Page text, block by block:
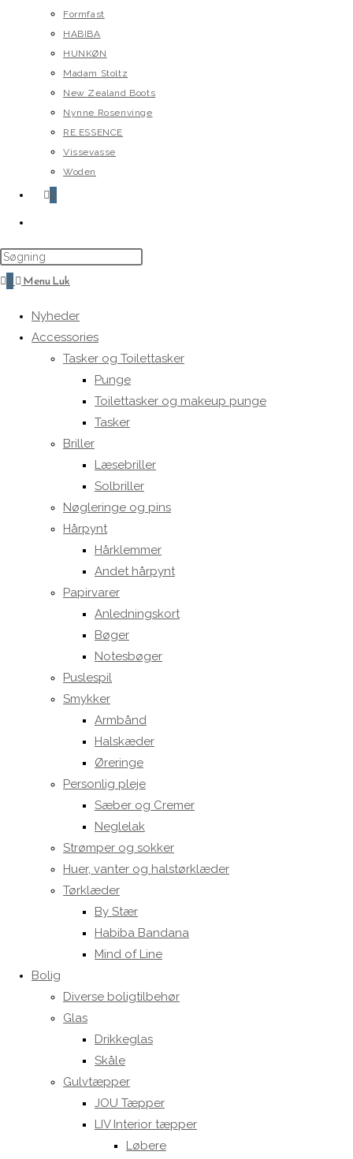
Formfast
HABIBA
HUNKØN
Madam Stoltz
New Zealand Boots
Nynne Rosenvinge
RE.ESSENCE
Vissevasse
Woden
0
website
search
0 MenuLuk
Nyheder
Accessories
Tasker og Toilettasker
Punge
Toilettasker og makeup punge
Tasker
Briller
Læsebriller
Solbriller
Nøgleringe og pins
Hårpynt
Hårklemmer
Andet hårpynt
Papirvarer
Anledningskort
Bøger
Notesbøger
Puslespil
Smykker
Armbånd
Halskæder
Øreringe
Personlig pleje
Sæber og Cremer
Neglelak
Strømper og sokker
Huer, vanter og halstørklæder
Tørklæder
By Stær
Habiba Bandana
Mind of Line
Bolig
Diverse boligtilbehør
Glas
Drikkeglas
Skåle
Gulvtæpper
JOU Tæpper
LIV Interior tæpper
Løbere